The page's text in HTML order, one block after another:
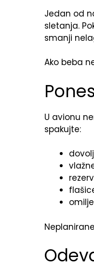
Jedan od
sletanja.
smanji
Ako beba
U avionu
spakujte: